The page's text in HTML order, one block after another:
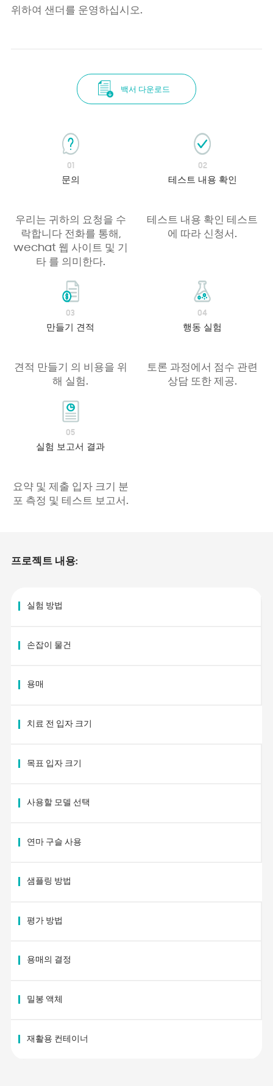
위하여 샌더를 운영하십시오.
백서 다운로드
01
문의
우리는 귀하의 요청을 수
락합니다 전화를 통해,
wechat 웹 사이트 및 기
타 를 의미한다.
02
테스트 내용 확인
테스트 내용 확인 테스트
에 따라 신청서.
03
만들기 견적
견적 만들기 의 비용을 위
해 실험.
04
행동 실험
토론 과정에서 점수 관련
상담 또한 제공.
05
실험 보고서 결과
요약 및 제출 입자 크기 분
포 측정 및 테스트 보고서.
프로젝트 내용:
실험 방법
손잡이 물건
용매
치료 전 입자 크기
목표 입자 크기
사용할 모델 선택
연마 구슬 사용
샘플링 방법
평가 방법
용매의 결정
밀봉 액체
재활용 컨테이너